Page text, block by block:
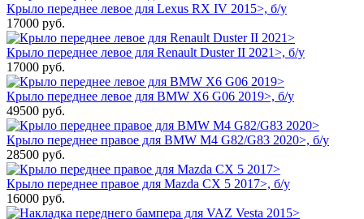
Крыло переднее левое для Lexus RX IV 2015>, б/у
17000 руб.
Крыло переднее левое для Renault Duster II 2021>, б/у
17000 руб.
Крыло переднее левое для BMW X6 G06 2019>, б/у
49500 руб.
Крыло переднее правое для BMW M4 G82/G83 2020>, б/у
28500 руб.
Крыло переднее правое для Mazda CX 5 2017>, б/у
16000 руб.